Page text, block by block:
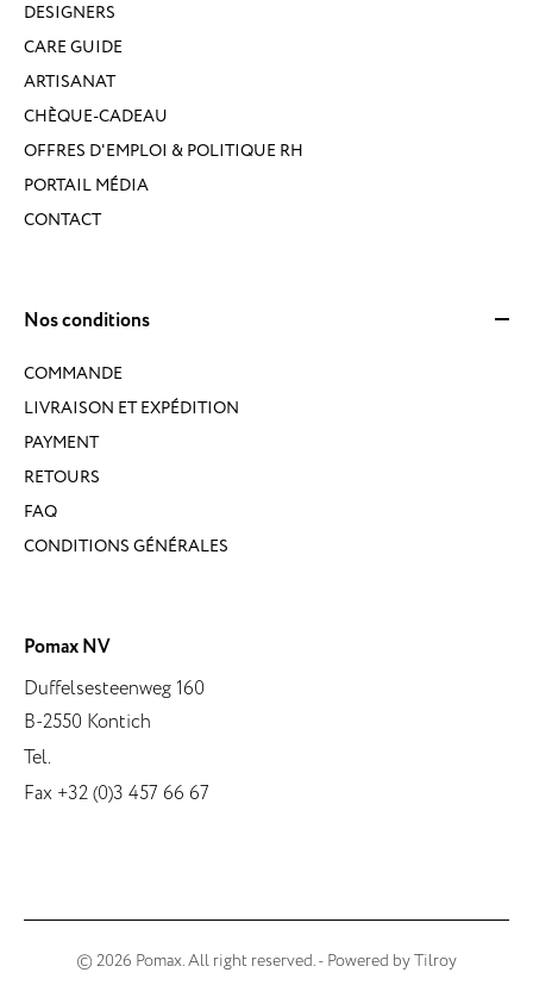
DESIGNERS
CARE GUIDE
ARTISANAT
CHÈQUE-CADEAU
OFFRES D'EMPLOI & POLITIQUE RH
PORTAIL MÉDIA
CONTACT
Nos conditions
COMMANDE
LIVRAISON ET EXPÉDITION
PAYMENT
RETOURS
FAQ
CONDITIONS GÉNÉRALES
Pomax NV
Duffelsesteenweg 160
B-2550 Kontich
Tel.
Fax +32 (0)3 457 66 67
© 2026 Pomax. All right reserved. - Powered byTilroy